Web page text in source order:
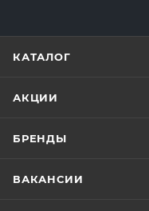
КАТАЛОГ
АКЦИИ
БРЕНДЫ
ВАКАНСИИ